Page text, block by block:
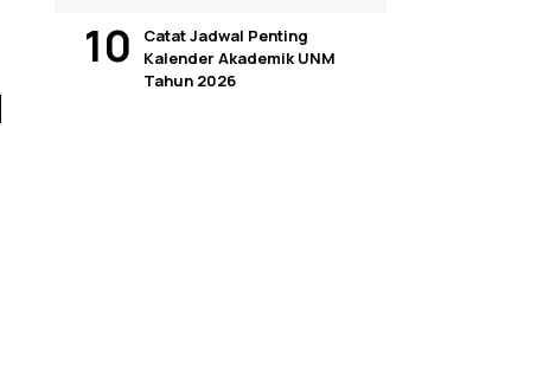
Catat Jadwal Penting
Kalender Akademik UNM
Tahun 2026